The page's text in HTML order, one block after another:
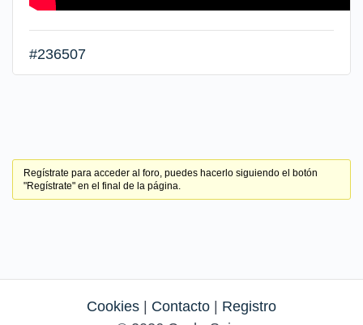
#236507
Regístrate para acceder al foro, puedes hacerlo siguiendo el botón
"Regístrate" en el final de la página.
Cookies Contacto
Registro